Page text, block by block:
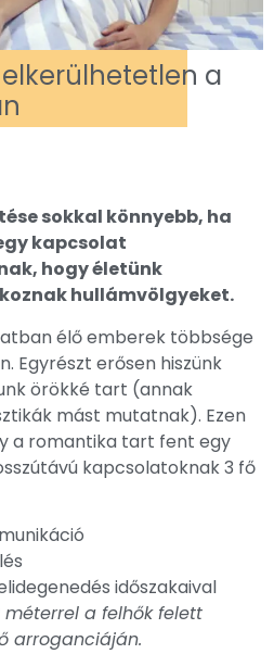
a
sokkal könnyebb, ha
kapcsolat
hogy életünk
hullámvölgyeket.
élő emberek többsége
Egyrészt erősen hiszünk
örökké tart (annak
mást mutatnak). Ezen
a romantika tart fent egy
kapcsolatoknak 3 fő
időszakaival
méterrel a felhők felett
arroganciáján.